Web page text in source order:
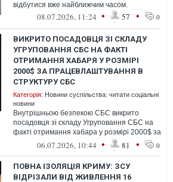
відбутися вже найближчим часом.
08.07.2026, 11:24 • 57 • 0
ВИКРИТО ПОСАДОВЦЯ ЗІ СКЛАДУ
УГРУПОВАННЯ СБС НА ФАКТІ
ОТРИМАННЯ ХАБАРЯ У РОЗМІРІ
2000$ ЗА ПРАЦЕВЛАШТУВАННЯ В
СТРУКТУРУ СБС
Категорія: Новини суспільства: читати соціальні
новини
Внутрішньою безпекою СБС викрито
посадовця зі складу Угруповання СБС на
факті отримання хабара у розмірі 2000$ за
працевлаштування вс у структуру СБС....
06.07.2026, 10:44 • 81 • 0
ПОВНА ІЗОЛЯЦІЯ КРИМУ: ЗСУ
ВІДРІЗАЛИ ВІД ЖИВЛЕННЯ 16